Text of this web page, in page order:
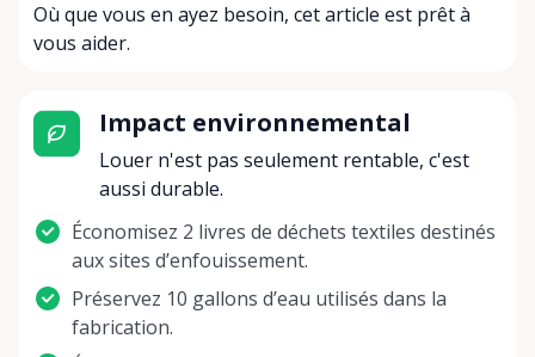
Où que vous en ayez besoin, cet article est prêt à
vous aider.
Impact environnemental
Louer n'est pas seulement rentable, c'est
aussi durable.
Économisez 2 livres de déchets textiles destinés
aux sites d’enfouissement.
Préservez 10 gallons d’eau utilisés dans la
fabrication.